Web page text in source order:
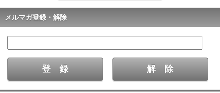
メルマガ登録・解除